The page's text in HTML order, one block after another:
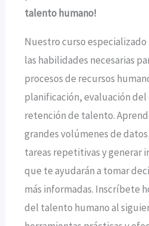
talento humano!
Nuestro curso
las habilidades necesarias
procesos de recursos
planificación, evaluación del
retención de talento.
grandes volúmenes de
tareas repetitivas y generar
que te ayudarán a tomar
más informadas. Inscríbete
del talento humano al